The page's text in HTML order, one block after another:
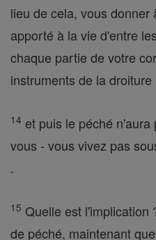
lieu de cela, vous
apporté à la vie d'entre
chaque partie de votre
instruments de la droiture
14 et puis le péché
vous - vous vivez pas
.
15 Quelle est l'implication
de péché, maintenant